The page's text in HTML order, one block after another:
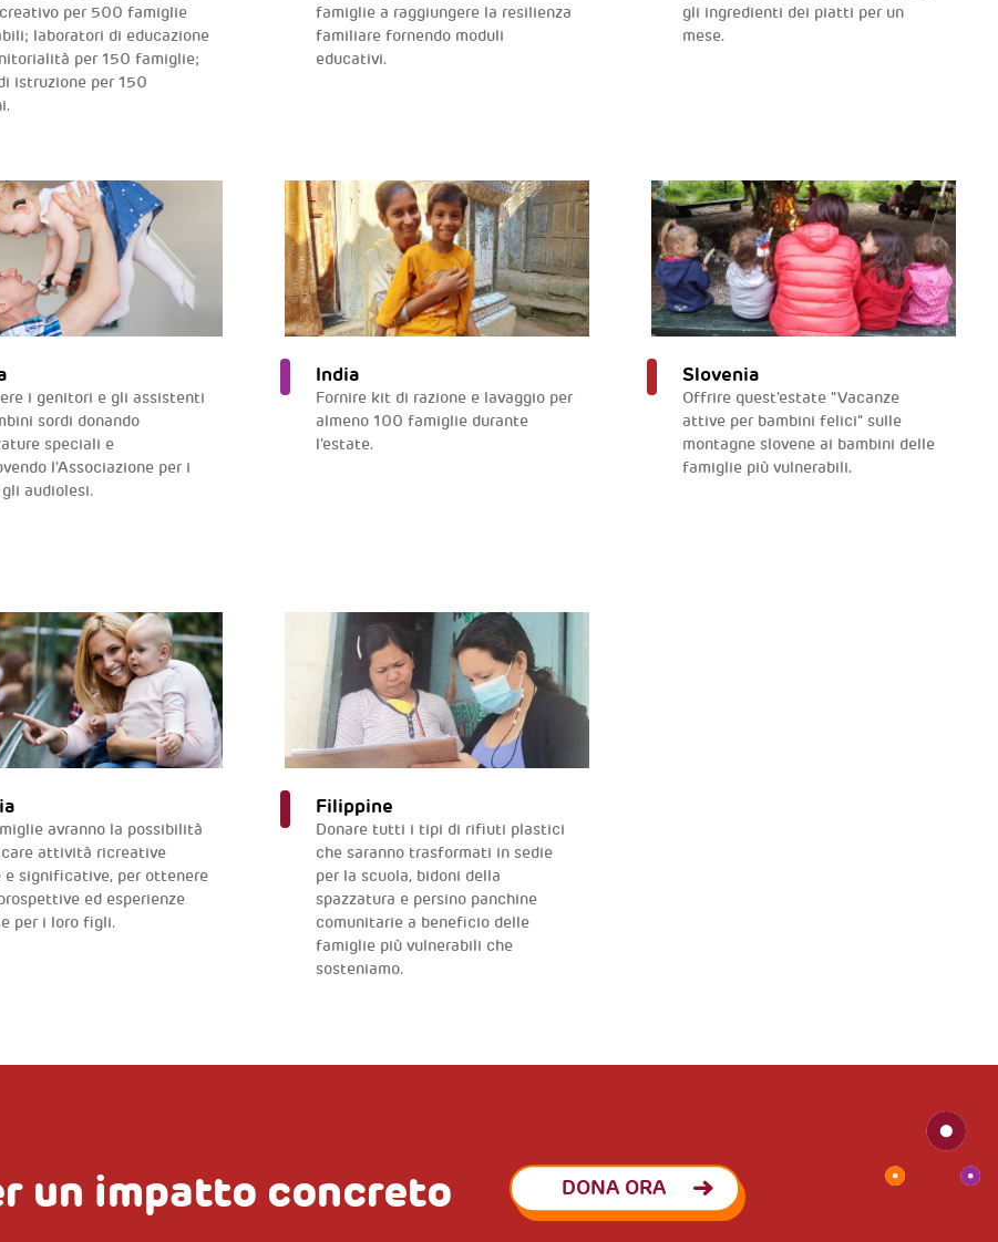
per 500 famiglie
laboratori di educazione
per 150 famiglie;
istruzione per 150
famiglie a raggiungere la resilienza
familiare fornendo moduli
educativi.
gli ingredienti dei piatti per un
mese.
i genitori e gli assistenti
sordi donando
speciali e
l'Associazione per i
audiolesi.
India
Fornire kit di razione e lavaggio per
almeno 100 famiglie durante
l'estate.
Slovenia
Offrire quest'estate "Vacanze
attive per bambini felici" sulle
montagne slovene ai bambini delle
famiglie più vulnerabili.
avranno la possibilità
attività ricreative
e significative, per ottenere
ed esperienze
per i loro figli.
Filippine
Donare tutti i tipi di rifiuti plastici
che saranno trasformati in sedie
per la scuola, bidoni della
spazzatura e persino panchine
comunitarie a beneficio delle
famiglie più vulnerabili che
sosteniamo.
un impatto concreto DONA ORA